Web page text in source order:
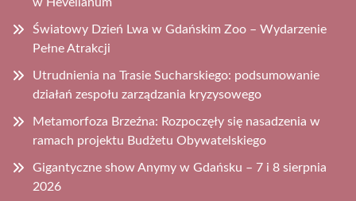
Światowy Dzień Lwa w Gdańskim Zoo – Wydarzenie
Pełne Atrakcji
Utrudnienia na Trasie Sucharskiego: podsumowanie
działań zespołu zarządzania kryzysowego
Metamorfoza Brzeźna: Rozpoczęły się nasadzenia w
ramach projektu Budżetu Obywatelskiego
Gigantyczne show Anymy w Gdańsku – 7 i 8 sierpnia
2026